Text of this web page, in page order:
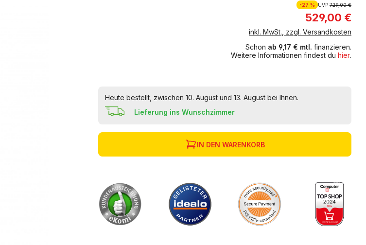
-27 % UVP 729,00 €
529,00 €
inkl. MwSt., zzgl. Versandkosten
Schon ab 9,17 € mtl. finanzieren.
Weitere Informationen findest du hier.
Heute bestellt, zwischen 10. August und 13. August bei Ihnen.
Lieferung ins Wunschzimmer
IN DEN WARENKORB